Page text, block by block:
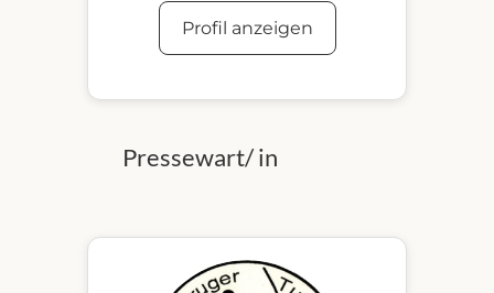
Profil anzeigen
Pressewart/ in